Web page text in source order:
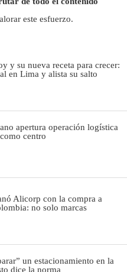
este esfuerzo.
y su nueva receta para crecer:
en Lima y alista su salto
apertura operación logística
centro
Alicorp con la compra a
no solo marcas
un estacionamiento en la
dice la norma